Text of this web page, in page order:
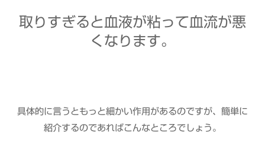
取りすぎると血液が粘って血流が悪
くなります。
具体的に言うともっと細かい作用があるのですが、簡単に
紹介するのであればこんなところでしょう。